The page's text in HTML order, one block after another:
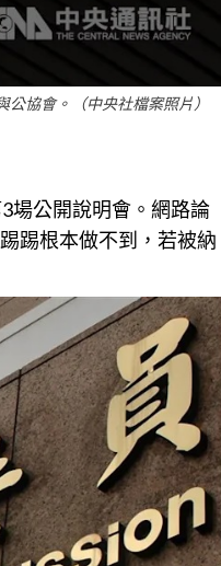
協會。（中央社檔案照片）
場公開說明會。網路論
踢根本做不到，若被納